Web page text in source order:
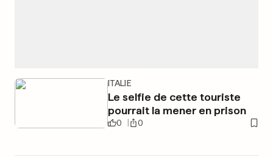
ITALIE
Le selfie de cette touriste
pourrait la mener en prison
0 0